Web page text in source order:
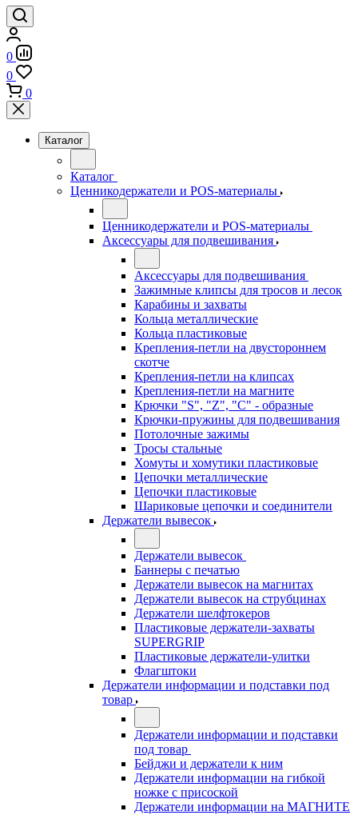
0
0
0
Каталог
Каталог
Ценникодержатели и POS-материалы
Ценникодержатели и POS-материалы
Аксессуары для подвешивания
Аксессуары для подвешивания
Зажимные клипсы для тросов и лесок
Карабины и захваты
Кольца металлические
Кольца пластиковые
Крепления-петли на двустороннем
скотче
Крепления-петли на клипсах
Крепления-петли на магните
Крючки "S", "Z", "C" - образные
Крючки-пружины для подвешивания
Потолочные зажимы
Тросы стальные
Хомуты и хомутики пластиковые
Цепочки металлические
Цепочки пластиковые
Шариковые цепочки и соединители
Держатели вывесок
Держатели вывесок
Баннеры с печатью
Держатели вывесок на магнитах
Держатели вывесок на струбцинах
Держатели шелфтокеров
Пластиковые держатели-захваты
SUPERGRIP
Пластиковые держатели-улитки
Флагштоки
Держатели информации и подставки под
товар
Держатели информации и подставки
под товар
Бейджи и держатели к ним
Держатели информации на гибкой
ножке с присоской
Держатели информации на МАГНИТЕ